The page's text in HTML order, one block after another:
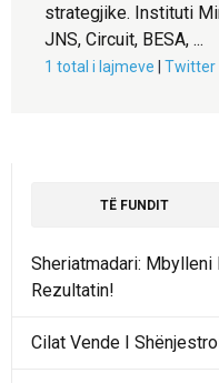
strategjike. Instituti
JNS, Circuit, BESA, ...
1 total i lajmeve Twitter
TË FUNDIT
Sheriatmadari:
Rezultatin!
Cilat Vende I